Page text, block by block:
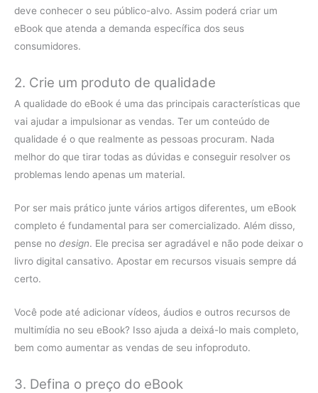
deve conhecer o seu público-alvo. Assim poderá criar um
eBook que atenda a demanda específica dos seus
consumidores.
2. Crie um produto de qualidade
A qualidade do eBook é uma das principais características que
vai ajudar a impulsionar as vendas. Ter um conteúdo de
qualidade é o que realmente as pessoas procuram. Nada
melhor do que tirar todas as dúvidas e conseguir resolver os
problemas lendo apenas um material.
Por ser mais prático junte vários artigos diferentes, um eBook
completo é fundamental para ser comercializado. Além disso,
pense no design. Ele precisa ser agradável e não pode deixar o
livro digital cansativo. Apostar em recursos visuais sempre dá
certo.
Você pode até adicionar vídeos, áudios e outros recursos de
multimídia no seu eBook? Isso ajuda a deixá-lo mais completo,
bem como aumentar as vendas de seu infoproduto.
3. Defina o preço do eBook